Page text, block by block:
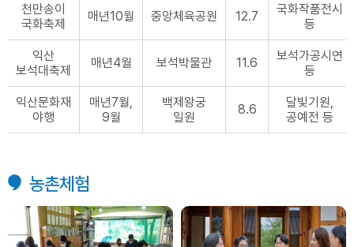
천만송이
국화축제
매년10월 중앙체육공원 12.7
국화작품전시
등
익산
보석대축제
매년4월 보석박물관 11.6
보석가공시연
등
익산문화재
야행
매년7월,
9월
백제왕궁
일원
8.6
달빛기원,
공예전 등
농촌체험